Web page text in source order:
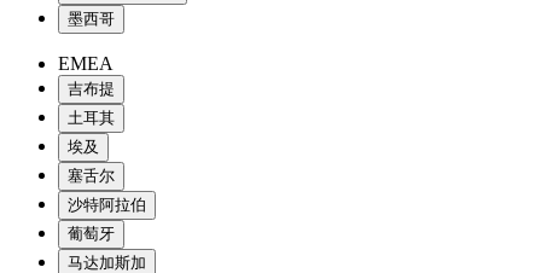
墨西哥
EMEA
吉布提
土耳其
埃及
塞舌尔
沙特阿拉伯
葡萄牙
马达加斯加